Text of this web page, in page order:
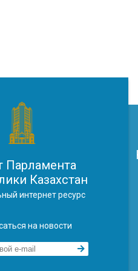
Парламента
Казахстан
интернет ресурс
на новости